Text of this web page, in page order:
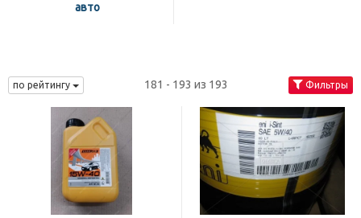
авто
по рейтингу 181 - 193 из 193 Фильтры